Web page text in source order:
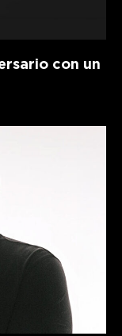
con un